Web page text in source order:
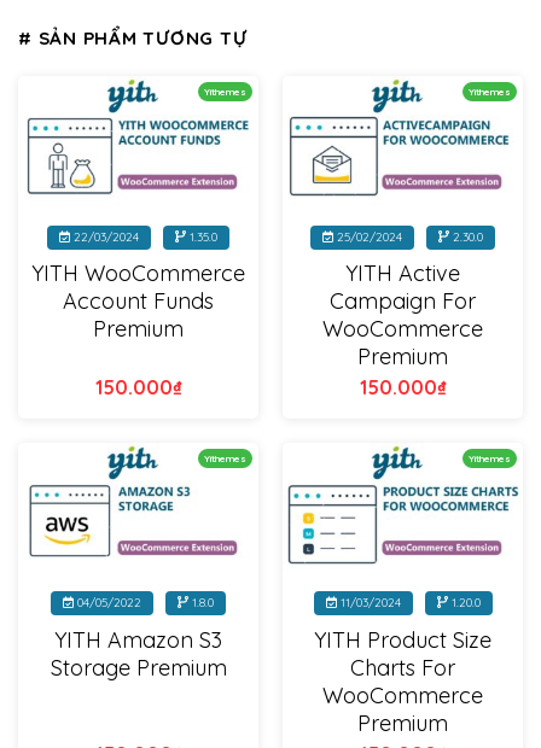
# SẢN PHẨM TƯƠNG TỰ
Yithemes
22/03/2024 1.35.0
YITH WooCommerce
Account Funds
Premium
150.000₫
Yithemes
25/02/2024 2.30.0
YITH Active
Campaign For
WooCommerce
Premium
150.000₫
Yithemes
04/05/2022 1.8.0
YITH Amazon S3
Storage Premium
Yithemes
11/03/2024 1.20.0
YITH Product Size
Charts For
WooCommerce
Premium